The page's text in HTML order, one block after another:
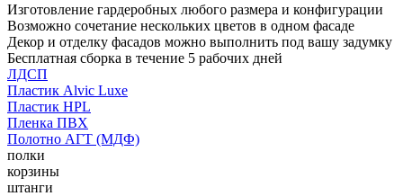
Изготовление гардеробных любого размера и конфигурации
Возможно сочетание нескольких цветов в одном фасаде
Декор и отделку фасадов можно выполнить под вашу задумку
Бесплатная сборка в течение 5 рабочих дней
ЛДСП
Пластик Alvic Luxe
Пластик HPL
Пленка ПВХ
Полотно АГТ (МДФ)
полки
корзины
штанги